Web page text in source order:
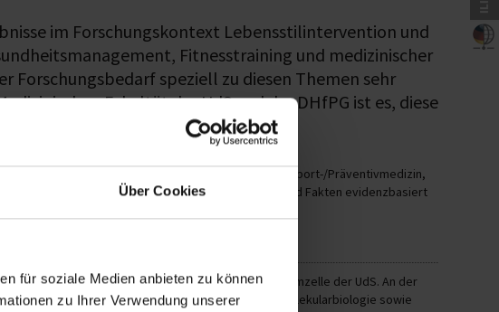
Über Cookies
für soziale Medien anbieten zu können
zu Ihrer Verwendung unserer
im Forschungskontext Lebensstilintervention und
Fitnesstraining und medizinischer
Forschungsbedarf speziell zu diesen Themen sehr
Fakultät der UdS und der DHfPG ist es, diese
und ihrer Forschungsarbeiten u. a. in den Bereichen Sport-/Präventivmedizin,
und Ernährung kann der Bedarf an Zahlen, Daten und Fakten evidenzbasiert
Saarlandes (UdS)
wurde 1947 in Homburg gegründet und ist die Keimzelle der UdS. An der
der Fächer Human- und Zahnmedizin, Human- und Molekularbiologie sowie